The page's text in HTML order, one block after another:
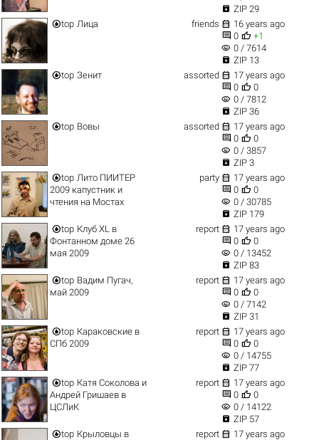
 ZIP 29
top Лица friends  16 years ago
 0  +1
visibility 0 / 7614
 ZIP 13
top Зенит assorted  17 years ago
 0  0
visibility 0 / 7812
 ZIP 36
top Вовы assorted  17 years ago
 0  0
visibility 0 / 3857
 ZIP 3
top Лито ПИИТЕР
2009 капустник и
чтения на Мостах
party  17 years ago
 0  0
visibility 0 / 30785
 ZIP 179
top Клуб XL в
Фонтанном доме 26
мая 2009
report  17 years ago
 0  0
visibility 0 / 13452
 ZIP 83
top Вадим Пугач,
май 2009
report  17 years ago
 0  0
visibility 0 / 7142
 ZIP 31
top Караковские в
СПб 2009
report  17 years ago
 0  0
visibility 0 / 14755
 ZIP 77
top Катя Соколова и
Андрей Гришаев в
ЦСЛиК
report  17 years ago
 0  0
visibility 0 / 14122
 ZIP 57
top Крыловцы в
report  17 years ago